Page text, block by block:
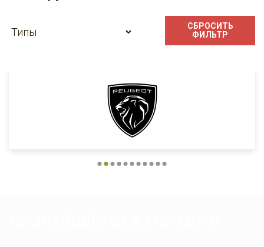
СБРОСИТЬ
ФИЛЬТР